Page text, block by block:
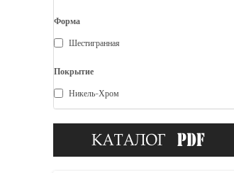
Форма
Шестигранная
Покрытие
Никель-Хром